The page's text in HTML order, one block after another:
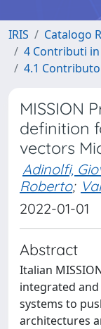
IRIS
Catalogo
4 Contributi
4.1
MISSION
definition
vectors
Adinolfi,
Roberto;
2022-01-01
Abstract
Italian
integrated
systems to
architectures